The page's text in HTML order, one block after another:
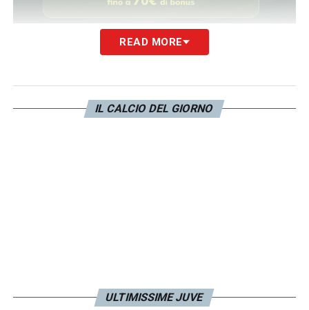
LA PLAYLIST DELLE NOSTRE TOP NEWS
READ MORE
IL CALCIO DEL GIORNO
ULTIMISSIME JUVE